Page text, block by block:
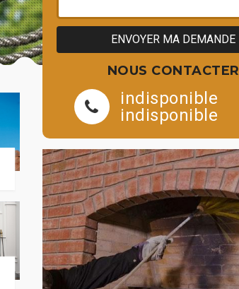
NOUS CONTACTER
indisponible
indisponible